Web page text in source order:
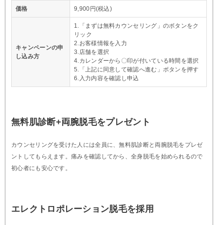
価格 9,900円(税込)
キャンペーンの申
し込み方
1.「まずは無料カウンセリング」のボタンをク
リック
2.お客様情報を入力
3.店舗を選択
4.カレンダーから〇印が付いている時間を選択
5.「上記に同意して確認へ進む」ボタンを押す
6.入力内容を確認し申込
無料肌診断+両腕脱毛をプレゼント
カウンセリングを受けた人には全員に、無料肌診断と両腕脱毛をプレゼ
ントしてもらえます。痛みを確認してから、全身脱毛を始められるので
初心者にも安心です。
エレクトロポレーション脱毛を採用